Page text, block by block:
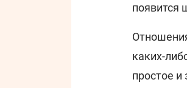
появится
каких-
простое и